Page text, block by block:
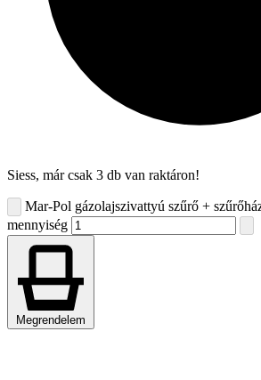
Siess, már csak 3 db van raktáron!
Mar-Pol gázolajszivattyú szűrő +
mennyiség
Megrendelem